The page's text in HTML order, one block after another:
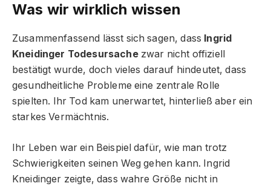
Was wir wirklich wissen
Zusammenfassend lässt sich sagen, dass Ingrid
Kneidinger Todesursachezwar nicht offiziell
bestätigt wurde, doch vieles darauf hindeutet, dass
gesundheitliche Probleme eine zentrale Rolle
spielten. Ihr Tod kam unerwartet, hinterließ aber ein
starkes Vermächtnis.
Ihr Leben war ein Beispiel dafür, wie man trotz
Schwierigkeiten seinen Weg gehen kann. Ingrid
Kneidinger zeigte, dass wahre Größe nicht in